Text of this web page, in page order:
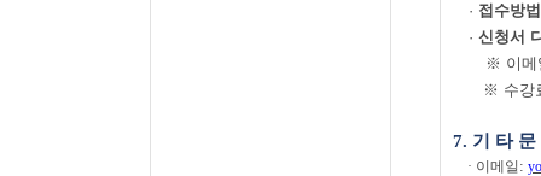
· 접수방법
·신청서
※ 이
※ 수강
7. 기 타 문
· 이메일 :